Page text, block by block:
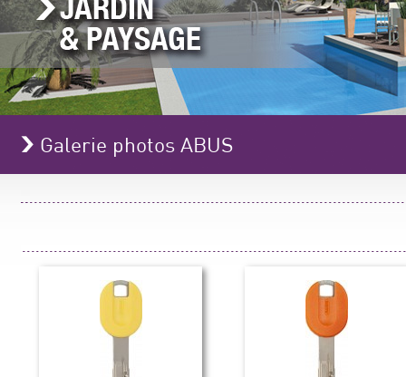
Galerie photos ABUS